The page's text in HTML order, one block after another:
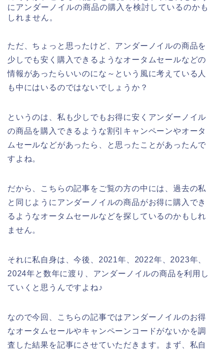
にアンダーノイルの商品の購入を検討しているのかも
しれません。
ただ、ちょっと思ったけど、アンダーノイルの商品を
少しでも安く購入できるようなオータムセールなどの
情報があったらいいのにな～という風に考えている人
も中にはいるのではないでしょうか？
というのは、私も少しでもお得に安くアンダーノイル
の商品を購入できるような割引キャンペーンやオータ
ムセールなどがあったら、と思ったことがあったんで
すよね。
だから、こちらの記事をご覧の方の中には、過去の私
と同じようにアンダーノイルの商品がお得に購入でき
るようなオータムセールなどを探しているのかもしれ
ません。
それに私自身は、今後、2021年、2022年、2023年、
2024年と数年に渡り、アンダーノイルの商品を利用し
ていくと思うんですよね♪
なので今回、こちらの記事ではアンダーノイルのお得
なオータムセールやキャンペーンコードがないかを調
査した結果を記事にさせていただきます。まず、私自